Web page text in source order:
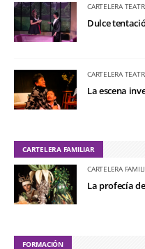
CARTELERA
Dulce
CARTELERA
La escena
CARTELERA FAMILIAR
CARTELERA
La profecía
FORMACIÓN